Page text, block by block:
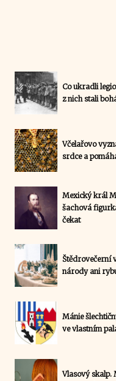
Co ukradli
z nich stali
Včelařovo
srdce a
Mexický král
šachová
čekat
Štědrovečerní
národy ani
Mánie
ve vlastním
Vlasový skalp.